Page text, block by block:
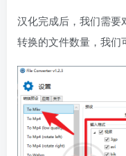
汉化完成后，我们需要
转换的文件数量，我们